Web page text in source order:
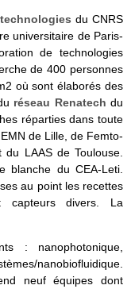
du CNRS
universitaire de Paris-
de technologies
de 400 personnes
où sont élaborés des
réseau Renatech du
réparties dans toute
de Lille, de Femto-
LAAS de Toulouse.
blanche du CEA-Leti.
au point les recettes
capteurs divers. La
: nanophotonique,
nanobiofluidique.
neuf équipes dont